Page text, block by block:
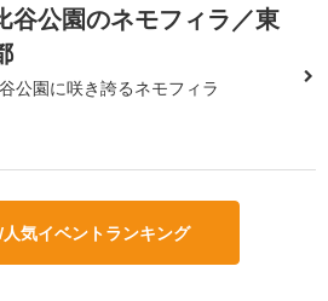
谷公園のネモフィラ／東
公園に咲き誇るネモフィラ
気イベントランキング